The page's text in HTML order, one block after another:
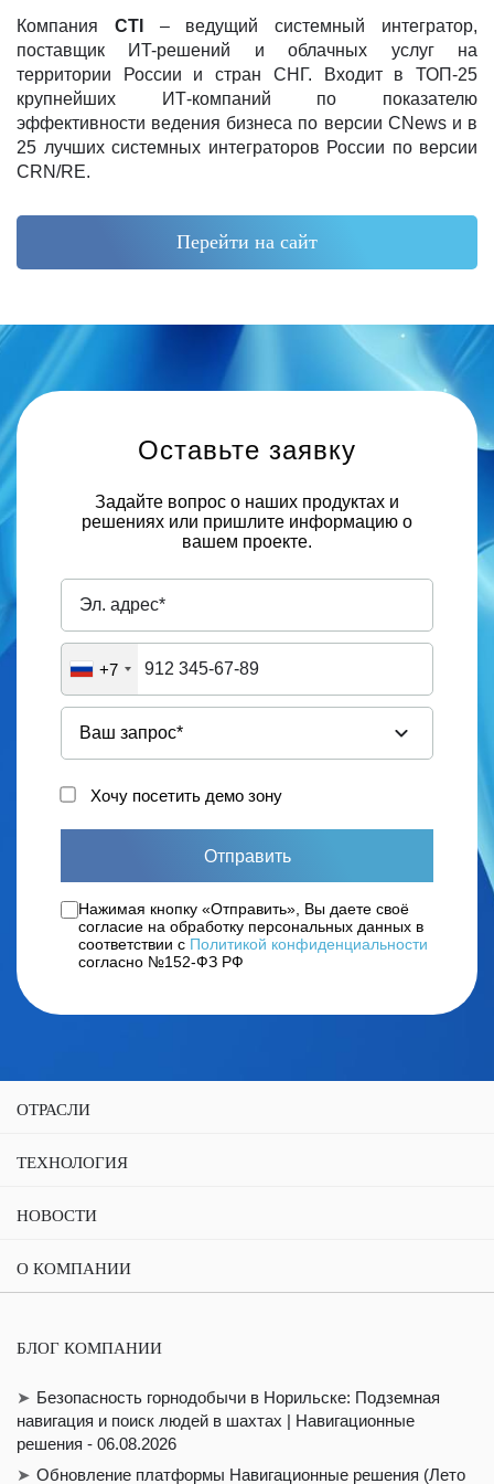
Компания CTI
– ведущий системный интегратор,
поставщик ИT-решений и облачных услуг на
территории России и стран СНГ. Входит в ТОП-25
крупнейших ИТ-компаний по показателю
эффективности ведения бизнеса по версии CNews и в
25 лучших системных интеграторов России по версии
CRN/RE.
Перейти на сайт
Оставьте заявку
Задайте вопрос о наших продуктах и
решениях или пришлите информацию о
вашем проекте.
+7
Хочу посетить демо зону
Отправить
Нажимая кнопку «Отправить», Вы даете своё
согласие на обработку персональных данных в
соответствии с Политикой конфиденциальности
согласно №152-ФЗ РФ
ОТРАСЛИ
ТЕХНОЛОГИЯ
НОВОСТИ
О КОМПАНИИ
БЛОГ КОМПАНИИ
Безопасность горнодобычи в Норильске: Подземная
навигация и поиск людей в шахтах | Навигационные
решения - 06.08.2026
Обновление платформы Навигационные решения (Лето